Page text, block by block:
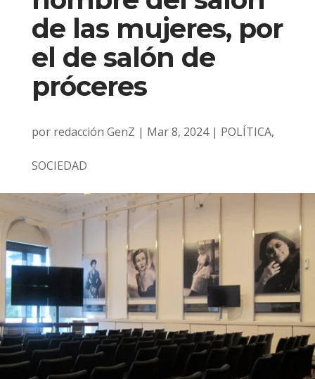
de las mujeres, por
el de salón de
próceres
por redacción GenZ | Mar 8, 2024| POLÍTICA,
SOCIEDAD